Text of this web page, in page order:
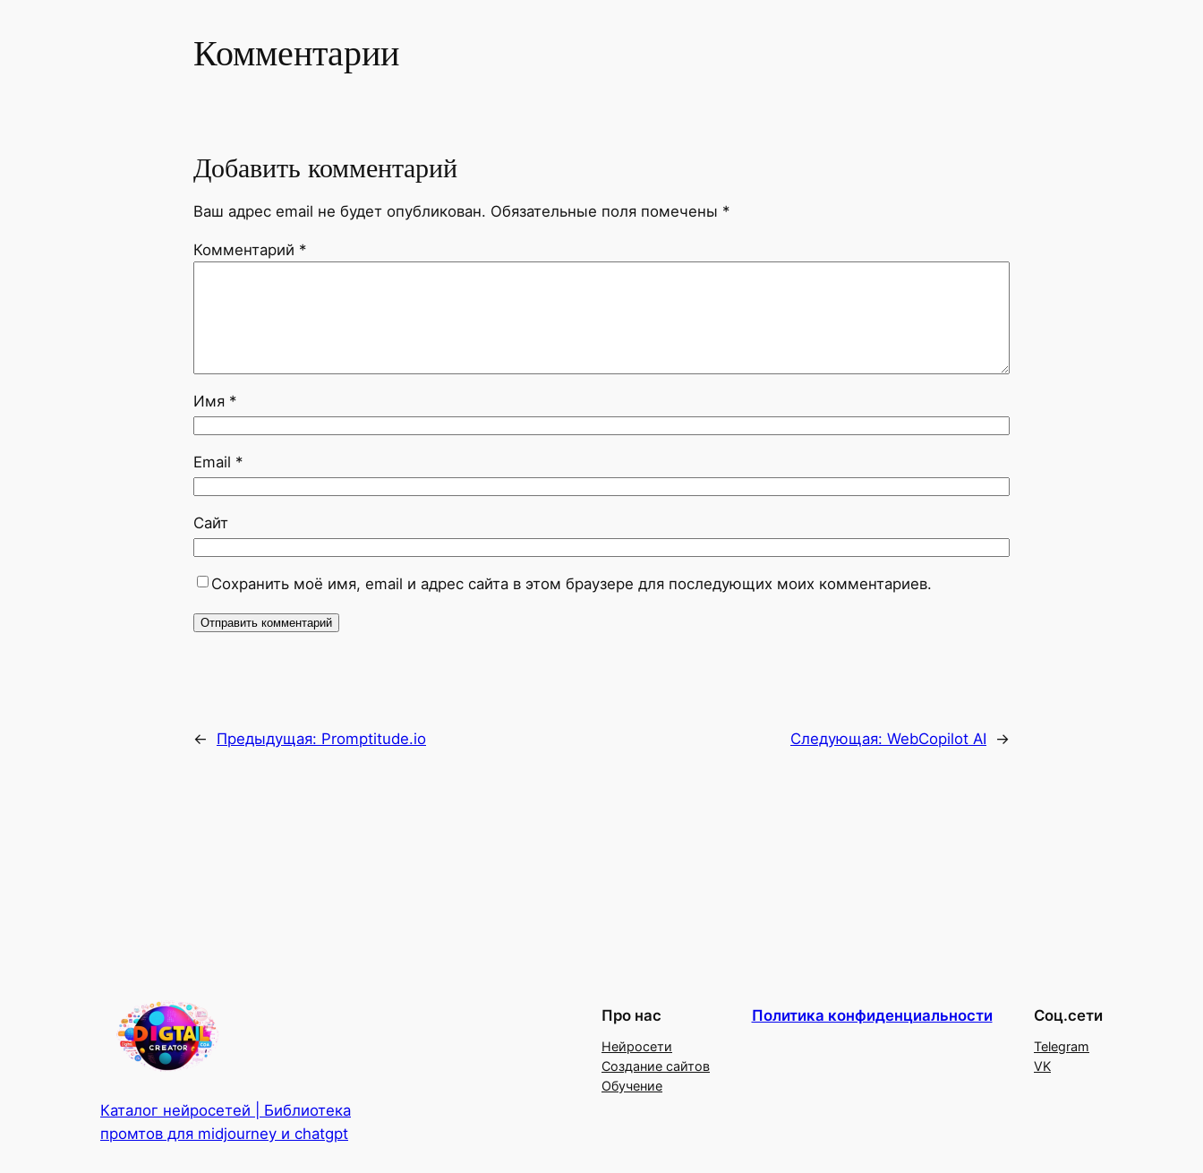
Комментарии
Добавить комментарий
Ваш адрес email не будет опубликован. Обязательные поля помечены *
Комментарий *
Имя *
Email *
Сайт
Сохранить моё имя, email и адрес сайта в этом браузере для последующих моих комментариев.
← Предыдущая: Promptitude.io Следующая: WebCopilot AI →
Каталог нейросетей | Библиотека
промтов для midjourney и chatgpt
Про нас
Нейросети
Создание сайтов
Обучение
Политика конфиденциальности Соц.сети
Telegram
VK